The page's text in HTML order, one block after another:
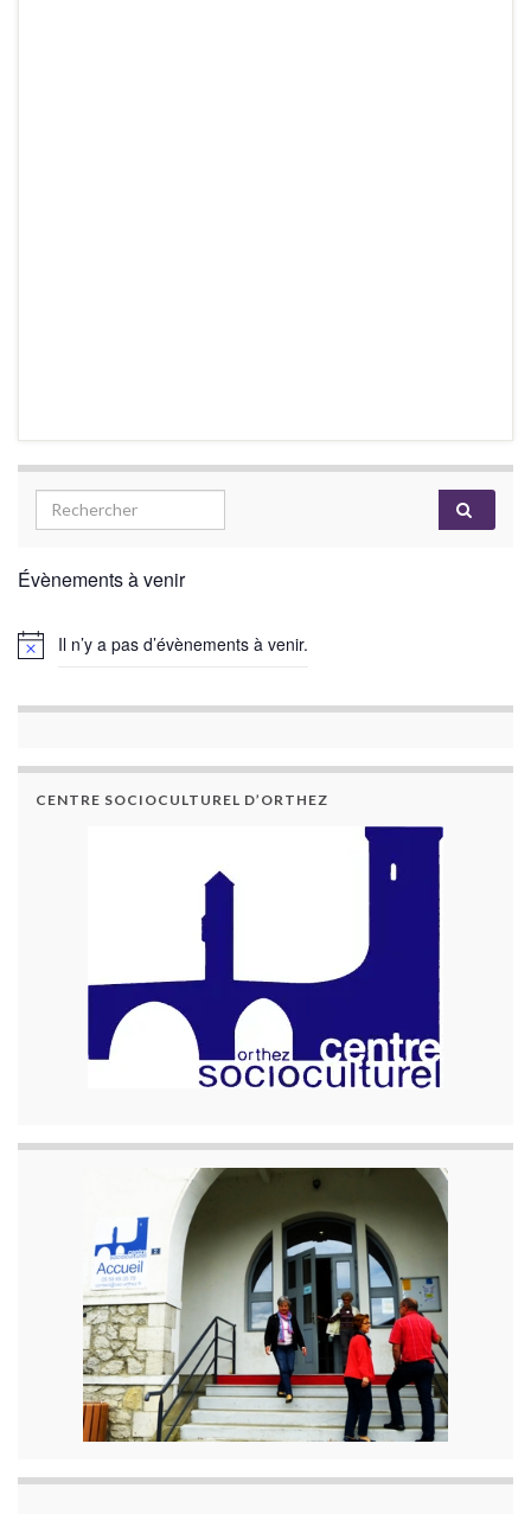
Évènements à venir
Il n’y a pas d’évènements à venir.
CENTRE SOCIOCULTUREL D’ORTHEZ